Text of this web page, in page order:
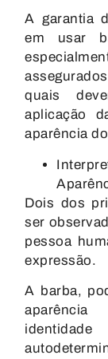
A garantia
em usar
quais
aplicação
aparência
Dois dos
ser
pessoa
expressão.
A barba,